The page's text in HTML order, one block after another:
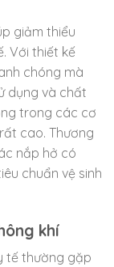
giảm thiểu
Với thiết kế
chóng mà
dụng và chất
trong các cơ
cao. Thương
nắp hở có
chuẩn vệ sinh
khí
tế thường gặp